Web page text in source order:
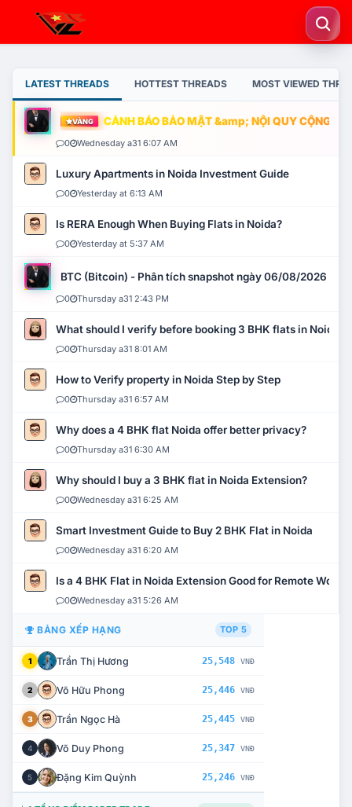
LATEST THREADS HOTTEST THREADS MOST VIEWED
VÀNG CẢNH BÁO BẢO MẬT &amp; NỘI QUY CỘNG
0 Wednesday a31 6:07 AM
Luxury Apartments in Noida Investment Guide
0 Yesterday at 6:13 AM
Is RERA Enough When Buying Flats in Noida?
0 Yesterday at 5:37 AM
BTC (Bitcoin) - Phân tích snapshot ngày 06/08/2026
0 Thursday a31 2:43 PM
What should I verify before booking 3 BHK flats in Noida?
0 Thursday a31 8:01 AM
How to Verify property in Noida Step by Step
0 Thursday a31 6:57 AM
Why does a 4 BHK flat Noida offer better privacy?
0 Thursday a31 6:30 AM
Why should I buy a 3 BHK flat in Noida Extension?
0 Wednesday a31 6:25 AM
Smart Investment Guide to Buy 2 BHK Flat in Noida
0 Wednesday a31 6:20 AM
Is a 4 BHK Flat in Noida Extension Good for Remote Work?
0 Wednesday a31 5:26 AM
BẢNG XẾP HẠNG TOP 5
1 Trần Thị Hương 25,548 VNĐ
2 Võ Hữu Phong 25,446 VNĐ
3 Trần Ngọc Hà 25,445 VNĐ
4 Võ Duy Phong 25,347 VNĐ
5 Đặng Kim Quỳnh 25,246 VNĐ